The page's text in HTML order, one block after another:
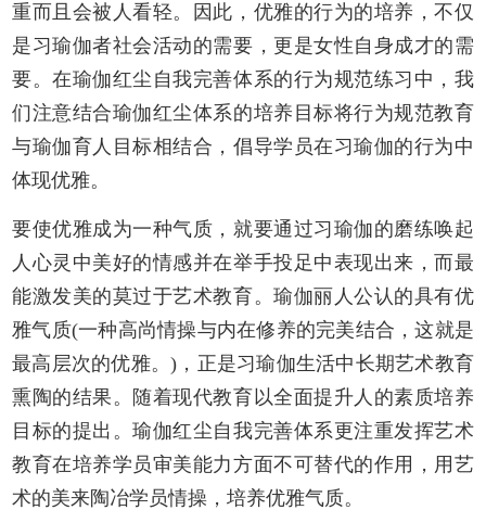
重而且会被人看轻。因此，优雅的行为的培养，不仅
是习瑜伽者社会活动的需要，更是女性自身成才的需
要。在瑜伽红尘自我完善体系的行为规范练习中，我
们注意结合瑜伽红尘体系的培养目标将行为规范教育
与瑜伽育人目标相结合，倡导学员在习瑜伽的行为中
体现优雅。
要使优雅成为一种气质，就要通过习瑜伽的磨练唤起
人心灵中美好的情感并在举手投足中表现出来，而最
能激发美的莫过于艺术教育。瑜伽丽人公认的具有优
雅气质(一种高尚情操与内在修养的完美结合，这就是
最高层次的优雅。)，正是习瑜伽生活中长期艺术教育
熏陶的结果。随着现代教育以全面提升人的素质培养
目标的提出。瑜伽红尘自我完善体系更注重发挥艺术
教育在培养学员审美能力方面不可替代的作用，用艺
术的美来陶冶学员情操，培养优雅气质。